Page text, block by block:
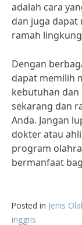
adalah cara
dan juga dapat
ramah
Dengan
dapat memilih
kebutuhan
sekarang dan
Anda. Jangan
dokter atau
program
bermanfaat
Posted in Jenis
inggris